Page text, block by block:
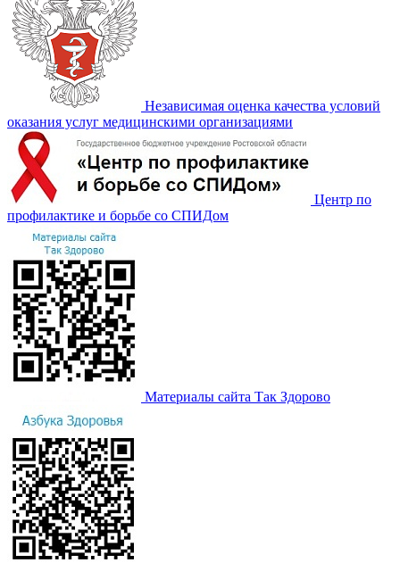
Независимая оценка качества условий
оказания услуг медицинскими организациями
Центр по
профилактике и борьбе со СПИДом
Материалы сайта Так Здорово